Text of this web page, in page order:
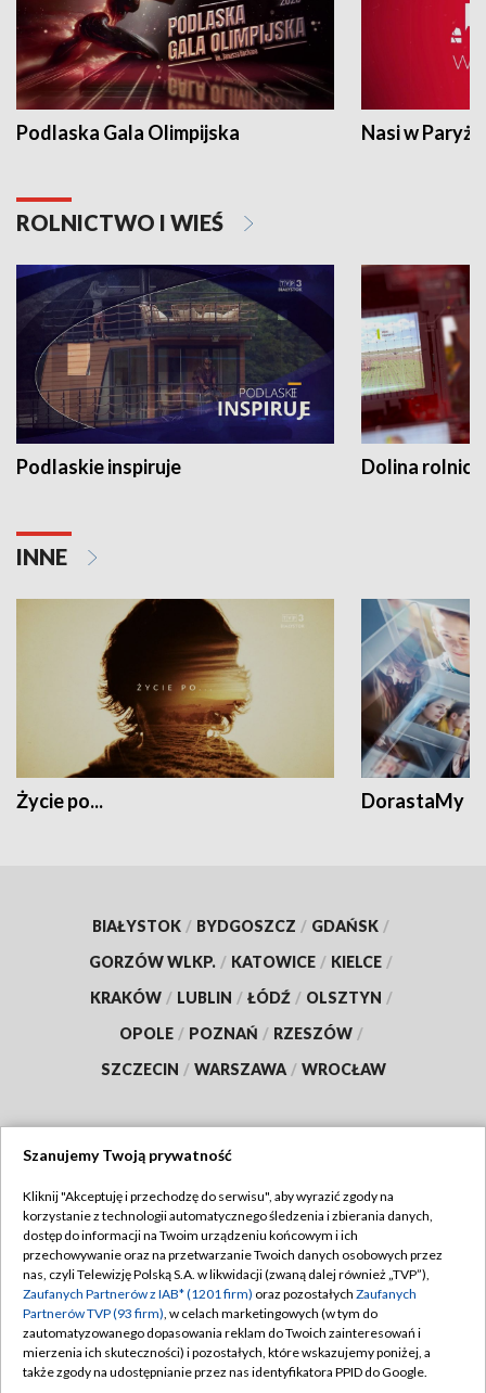
Podlaska Gala Olimpijska Nasi w Paryżu
ROLNICTWO I WIEŚ
Podlaskie inspiruje Dolina
INNE
Życie po... DorastaMy
BIAŁYSTOK / BYDGOSZCZ / GDAŃSK /
GORZÓW WLKP. / KATOWICE / KIELCE /
KRAKÓW / LUBLIN / ŁÓDŹ / OLSZTYN /
OPOLE / POZNAŃ / RZESZÓW /
SZCZECIN / WARSZAWA / WROCŁAW
TVP
Abonament TVP
Emisja w TVP
Centrum informacji TVP
Naziemna Telewizja Cyfrowa
Regulamin TVP
Polityka prywatności
Moje zgody
Pomoc
Szanujemy Twoją prywatność
Kliknij "Akceptuję i przechodzę do serwisu", aby wyrazić zgody na
korzystanie z technologii automatycznego śledzenia i zbierania danych,
dostęp do informacji na Twoim urządzeniu końcowym i ich
przechowywanie oraz na przetwarzanie Twoich danych osobowych przez
nas, czyli Telewizję Polską S.A. w likwidacji (zwaną dalej również „TVP”),
Zaufanych Partnerów z IAB* (1201 firm) oraz pozostałych Zaufanych
Partnerów TVP (93 firm), w celach marketingowych (w tym do
zautomatyzowanego dopasowania reklam do Twoich zainteresowań i
mierzenia ich skuteczności) i pozostałych, które wskazujemy poniżej, a
także zgody na udostępnianie przez nas identyfikatora PPID do Google.